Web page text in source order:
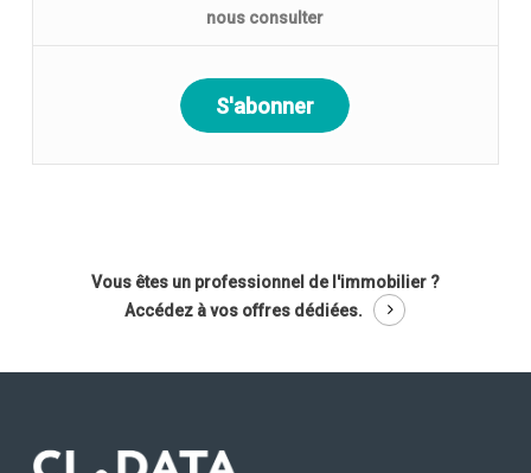
nous consulter
S'abonner
Vous êtes un professionnel de l'immobilier ?
Accédez à vos offres dédiées.